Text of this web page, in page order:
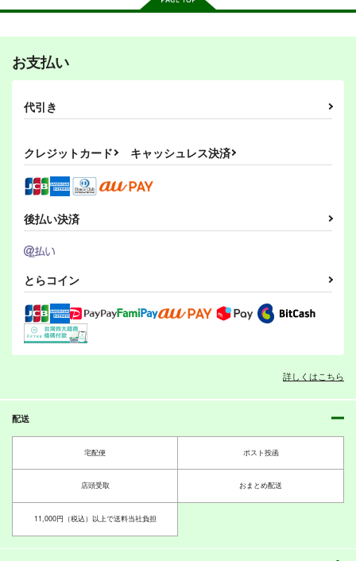
お支払い
代引き
クレジットカード キャッシュレス決済
後払い決済
とらコイン
詳しくはこちら
配送
宅配便 ポスト投函
店頭受取 おまとめ配送
11,000円（税込）以上で送料当社負担